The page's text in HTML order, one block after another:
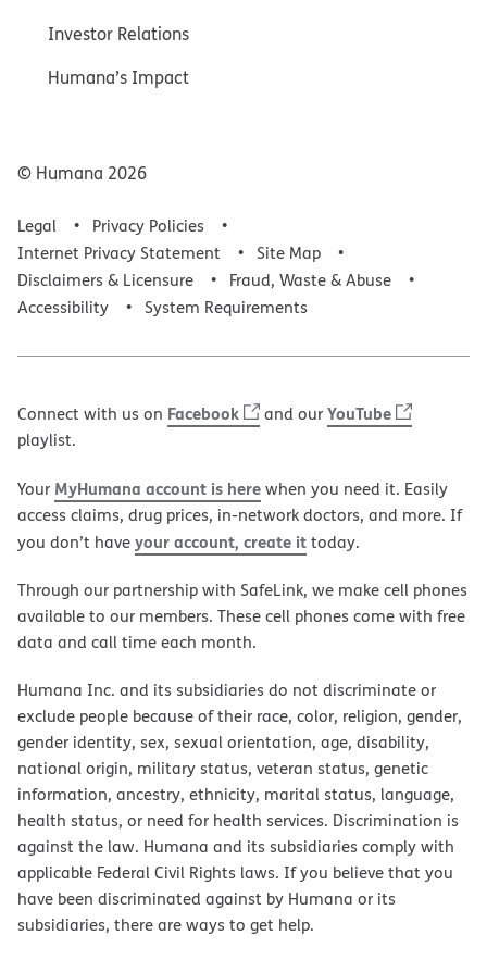
Investor Relations
Humana’s Impact
© Humana 2026
Legal
Privacy Policies
Internet Privacy Statement
Site Map
Disclaimers & Licensure
Fraud, Waste & Abuse
Accessibility
System Requirements
Connect with us on Facebook and ourYouTube
playlist.
Your MyHumana account is herewhen you need it. Easily
access claims, drug prices, in-network doctors, and more. If
you don’t haveyour account, create ittoday.
Through our partnership with SafeLink, we make cell phones
available to our members. These cell phones come with free
data and call time each month.
Humana Inc. and its subsidiaries do not discriminate or
exclude people because of their race, color, religion, gender,
gender identity, sex, sexual orientation, age, disability,
national origin, military status, veteran status, genetic
information, ancestry, ethnicity, marital status, language,
health status, or need for health services. Discrimination is
against the law. Humana and its subsidiaries comply with
applicable Federal Civil Rights laws. If you believe that you
have been discriminated against by Humana or its
subsidiaries, there are ways to get help.